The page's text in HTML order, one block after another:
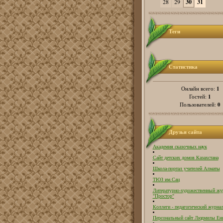
30 31
Теги
Статистика
Онлайн всего: 1
Гостей: 1
Пользователей: 0
Друзья сайта
Академия сказочных наук
Сайт детских домов Казахстана
Школа-портал учителей Алматы
ТЮЗ им.Сац
Литературно-художественный
"Простор"
Коллеги - педагогический
Персональный сайт Людмилы